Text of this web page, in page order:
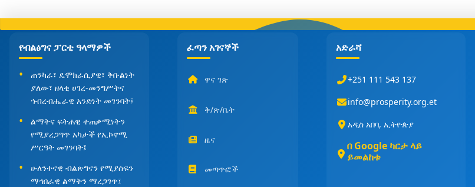
የብልፅግና ፓርቲ ዓላማዎች
ጠንካራ፣ ዴሞክራሲያዊ፣ ቅቡልነት
ያለው፣ ዘላቂ ሀገረ-መንግሥትና
ኅብረብሔራዊ አንድነት መገንባት፤
ልማትና ፍትሐዊ ተጠቃሚነትን
የሚያረጋግጥ አካታች የኢኮኖሚ
ሥርዓት መገንባት፤
ሁለንተናዊ ብልጽግናን የሚያሰፍን
ማኅበራዊ ልማትን ማረጋገጥ፤
ፈጣን አገናኞች
ዋና ገጽ
ቅ/ጽ/ቤት
ዜና
መጣጥፎች
አድራሻ
+251 111 543 137
info@prosperity.org.et
አዲስ አበባ, ኢትዮጵያ
በ Google ካርታ ላይ
ይመልከቱ